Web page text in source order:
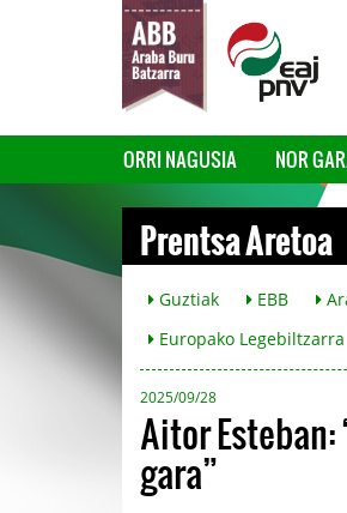
ORRI NAGUSIA NOR
Prentsa Aretoa
Guztiak EBB
Europako Legebiltzarra
2025/09/28
Aitor
gara”